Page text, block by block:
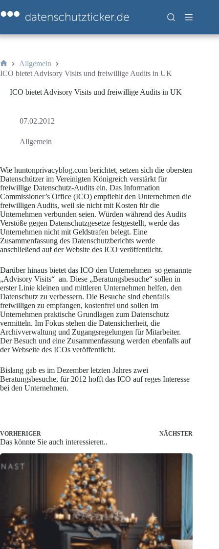
Inhalt
springen
Start
Allgemein
ICO bietet Advisory Visits und freiwillige Audits in UK
ICO bietet Advisory Visits und freiwillige Audits in UK
07.02.2012
Allgemein
Wie huntonprivacyblog.com berichtet, setzen sich die obersten
Datenschützer im Vereinigten Königreich verstärkt für
freiwillige Datenschutz-Audits ein. Das Information
Commissioner’s Office (ICO) empfiehlt den Unternehmen die
freiwilligen Audits, weil sie nicht mit Kosten für die
Unternehmen verbunden seien. Würden während des Audits
Verstöße gegen Datenschutzgesetze festgestellt, werde das
Unternehmen nicht mit Geldstrafen belegt. Eine
Zusammenfassung des Datenschutzberichts werde
anschließend auf der Website des ICO veröffentlicht.
Darüber hinaus bietet das ICO den Unternehmen so genannte
„Advisory Visits“ an. Diese „Beratungsbesuche“ sollen in
erster Linie kleinen und mittleren Unternehmen helfen, den
Datenschutz zu verbessern. Die Besuche sind ebenfalls
freiwilligen zu empfangen, kostenfrei und sollen im
Unternehmen praktische Grundlagen zum Datenschutz
vermitteln. Im Fokus stehen die Datensicherheit, die
Archivverwaltung und Zugangsregelungen für Mitarbeiter.
Der Besuch und eine Zusammenfassung werden ebenfalls auf
der Webseite des ICOs veröffentlicht.
Bislang gab es im Dezember letzten Jahres zwei
Beratungsbesuche, für 2012 hofft das ICO auf reges Interesse
bei den Unternehmen.
VORHERIGER NÄCHSTER
Das könnte Sie auch interessieren..